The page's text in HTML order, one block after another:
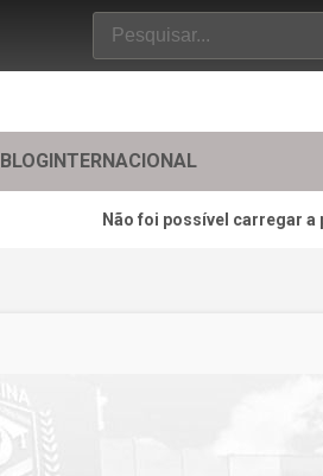
BLOGINTERNACIONAL
Não foi possível carregar a